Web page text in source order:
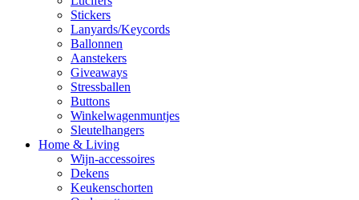
Stickers
Lanyards/Keycords
Ballonnen
Aanstekers
Giveaways
Stressballen
Buttons
Winkelwagenmuntjes
Sleutelhangers
Home & Living
Wijn-accessoires
Dekens
Keukenschorten